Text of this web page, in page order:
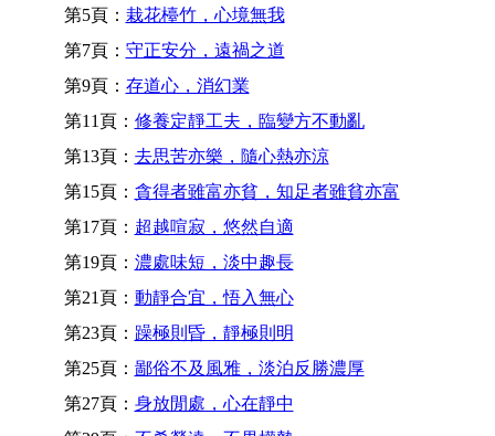
第5頁： 栽花檯竹，心境無我
第7頁： 守正安分，遠禍之道
第9頁： 存道心，消幻業
第11頁： 修養定靜工夫，臨變方不動亂
第13頁： 去思苦亦樂，隨心熱亦涼
第15頁： 貪得者雖富亦貧，知足者雖貧亦富
第17頁： 超越喧寂，悠然自適
第19頁： 濃處味短，淡中趣長
第21頁： 動靜合宜，悟入無心
第23頁： 躁極則昏，靜極則明
第25頁： 鄙俗不及風雅，淡泊反勝濃厚
第27頁： 身放閒處，心在靜中